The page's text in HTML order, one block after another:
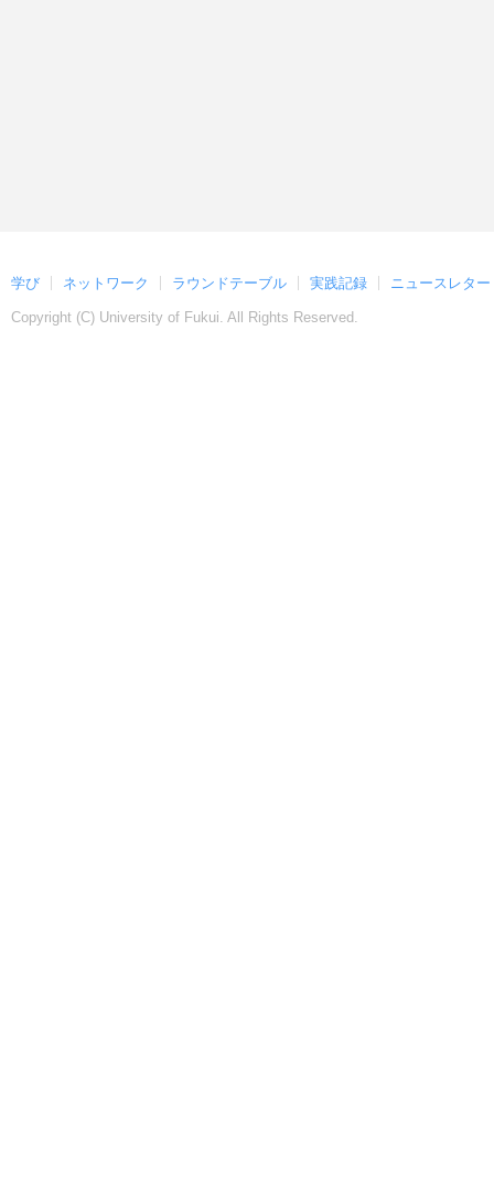
学び ネットワーク ラウンドテーブル 実践記録 ニュースレター
Copyright (C) University of Fukui. All Rights Reserved.